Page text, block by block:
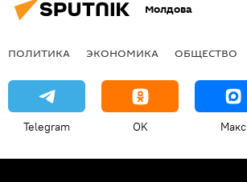
Молдова
ПОЛИТИКА ЭКОНОМИКА ОБЩЕСТВО
Telegram OK Макс